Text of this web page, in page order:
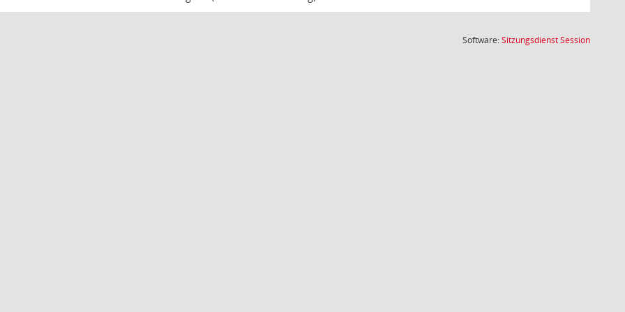
Software:SitzungsdienstSession(Wird in